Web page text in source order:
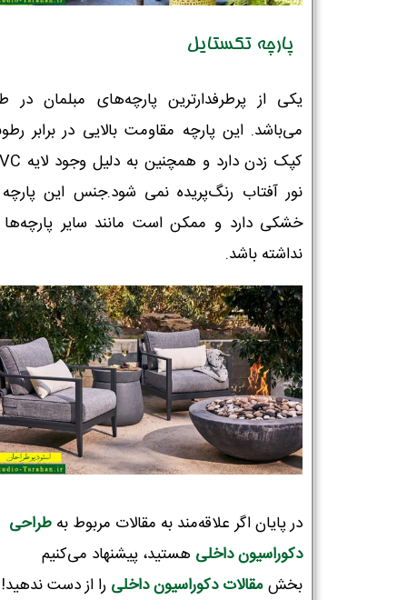
پارچه تکستایل
یکی از پرطرفدارترین پارچه‌های مبلمان در
می‌باشد. این پارچه مقاومت بالایی در برابر
نور آفتاب رنگ‌پریده نمی شود.جنس این
خشکی دارد و ممکن است مانند سایر
نداشته باشد.
در پایان اگر علاقه‌مند به مقالات مربوط به طراحی
دکوراسیون‌ داخلی هستید، پیشنهاد می‌کنیم
بخشمقالات دکوراسیون داخلی را از دست ندهید!
نام و نام خانوادگی : *
*